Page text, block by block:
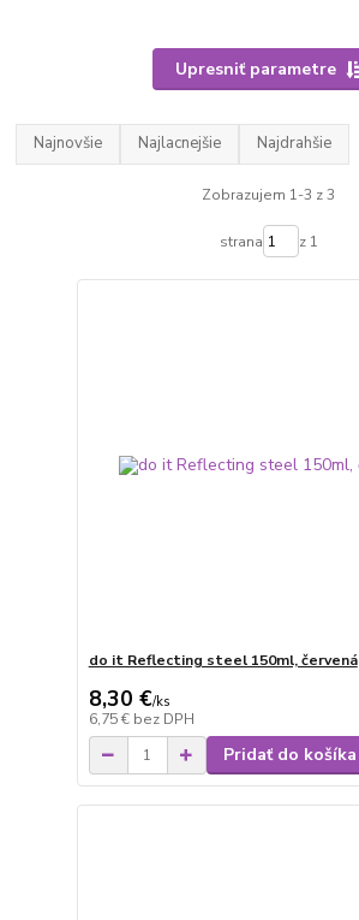
Upresniť parametre
Najnovšie Najlacnejšie Najdrahšie
Zobrazujem 1-3 z 3
strana z 1
do it Reflecting steel 150ml, červená
8,30 €/ks
6,75 € bez DPH
Pridať do košíka